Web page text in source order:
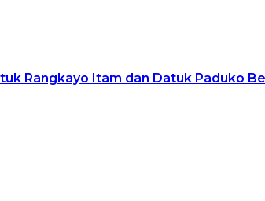
Rangkayo Itam dan Datuk Paduko